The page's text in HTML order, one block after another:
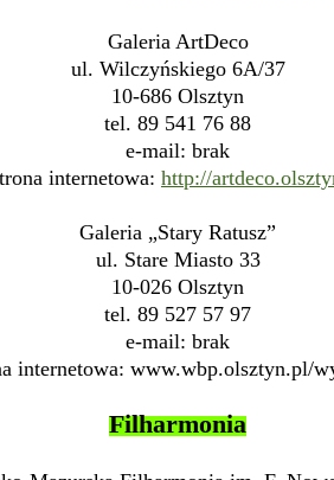
Galeria ArtDeco
ul. Wilczyńskiego 6A/37
10-686 Olsztyn
tel. 89 541 76 88
e-mail: brak
internetowa: http://
Galeria „Stary Ratusz”
ul. Stare Miasto 33
10-026 Olsztyn
tel. 89 527 57 97
e-mail: brak
internetowa: www.wbp.olsztyn.pl/
Filharmonia